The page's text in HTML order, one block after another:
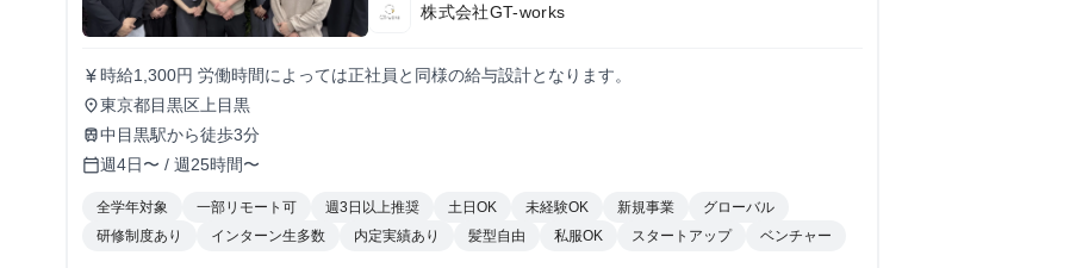
株式会社GT-works
currency_yen時給1,300円 労働時間によっては正社員と同様の給与設計となります。
place東京都目黒区上目黒
train中目黒駅から徒歩3分
calendar_today週4日〜 / 週25時間〜
全学年対象 一部リモート可 週3日以上推奨 土日OK 未経験OK 新規事業
グローバル
研修制度あり
インターン生多数 内定実績あり 髪型自由 私服OK スタートアップ ベンチャー